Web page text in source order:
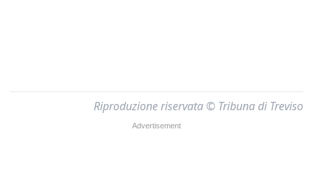
Riproduzione riservata © Tribuna di Treviso